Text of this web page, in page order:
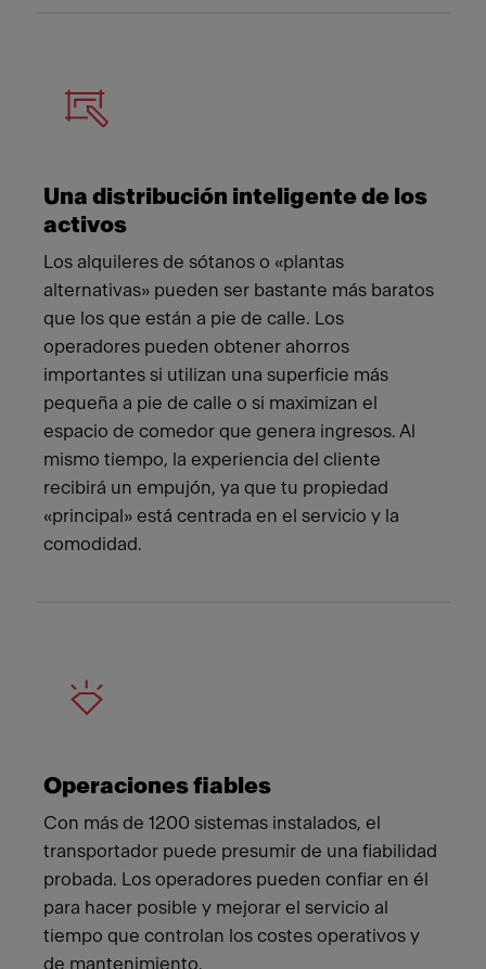
Una distribución inteligente de los
activos
Los alquileres de sótanos o «plantas
alternativas» pueden ser bastante más baratos
que los que están a pie de calle. Los
operadores pueden obtener ahorros
importantes si utilizan una superficie más
pequeña a pie de calle o si maximizan el
espacio de comedor que genera ingresos. Al
mismo tiempo, la experiencia del cliente
recibirá un empujón, ya que tu propiedad
«principal» está centrada en el servicio y la
comodidad.
Operaciones fiables
Con más de 1200 sistemas instalados, el
transportador puede presumir de una fiabilidad
probada. Los operadores pueden confiar en él
para hacer posible y mejorar el servicio al
tiempo que controlan los costes operativos y
de mantenimiento.